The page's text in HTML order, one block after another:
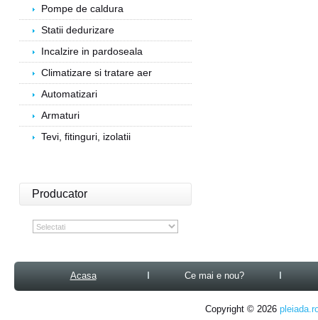
Pompe de caldura
Statii dedurizare
Incalzire in pardoseala
Climatizare si tratare aer
Automatizari
Armaturi
Tevi, fitinguri, izolatii
Producator
Acasa Ce mai e nou?
Copyright © 2026